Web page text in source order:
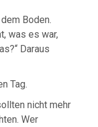
Boden.
was es war,
Daraus
Tag.
nicht mehr
Wer